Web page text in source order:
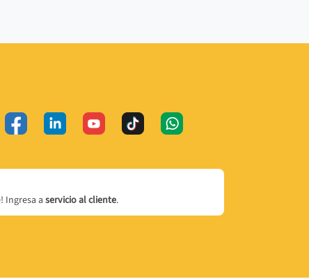
Ingresa aservicio al cliente.